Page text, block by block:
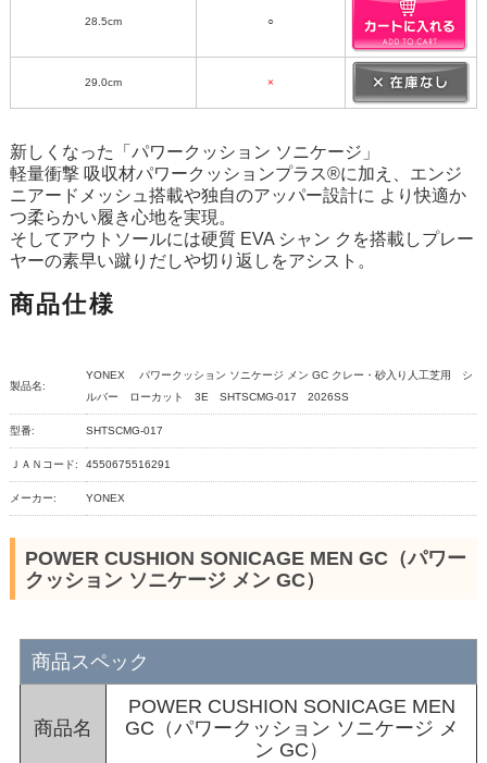
28.5cm ○
29.0cm ×
新しくなった「パワークッション ソニケージ」
軽量衝撃 吸収材パワークッションプラス®に加え、エンジ
ニアードメッシュ搭載や独自のアッパー設計に より快適か
つ柔らかい履き心地を実現。
そしてアウトソールには硬質 EVA シャン クを搭載しプレー
ヤーの素早い蹴りだしや切り返しをアシスト。
商品仕様
製品名:
YONEX パワークッション ソニケージ メン GC クレー・砂入り人工芝用 シ
ルバー ローカット 3E SHTSCMG-017 2026SS
型番: SHTSCMG-017
ＪＡＮコード: 4550675516291
メーカー: YONEX
POWER CUSHION SONICAGE MEN GC（パワー
クッション ソニケージ メン GC）
商品スペック
商品名
POWER CUSHION SONICAGE MEN
GC（パワークッション ソニケージ メ
ン GC）